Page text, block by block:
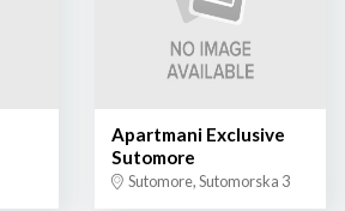
Apartmani Exclusive
Sutomore
Sutomore, Sutomorska 3